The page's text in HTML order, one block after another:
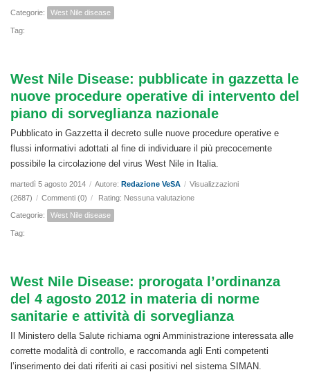
Categorie: West Nile disease
Tag:
West Nile Disease: pubblicate in gazzetta le
nuove procedure operative di intervento del
piano di sorveglianza nazionale
Pubblicato in Gazzetta il decreto sulle nuove procedure operative e
flussi informativi adottati al fine di individuare il più precocemente
possibile la circolazione del virus West Nile in Italia.
martedì 5 agosto 2014 / Autore: Redazione VeSA / Visualizzazioni
(2687) / Commenti (0) / Rating: Nessuna valutazione
Categorie: West Nile disease
Tag:
West Nile Disease: prorogata l’ordinanza
del 4 agosto 2012 in materia di norme
sanitarie e attività di sorveglianza
Il Ministero della Salute richiama ogni Amministrazione interessata alle
corrette modalità di controllo, e raccomanda agli Enti competenti
l’inserimento dei dati riferiti ai casi positivi nel sistema SIMAN.